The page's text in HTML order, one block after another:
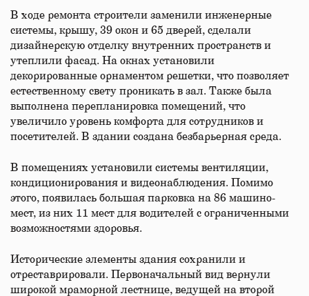
В ходе ремонта строители заменили инженерные
системы, крышу, 39 окон и 65 дверей, сделали
дизайнерскую отделку внутренних пространств и
утеплили фасад. На окнах установили
декорированные орнаментом решетки, что позволяет
естественному свету проникать в зал. Также была
выполнена перепланировка помещений, что
увеличило уровень комфорта для сотрудников и
посетителей. В здании создана безбарьерная среда.
В помещениях установили системы вентиляции,
кондиционирования и видеонаблюдения. Помимо
этого, появилась большая парковка на 86 машино-
мест, из них 11 мест для водителей с ограниченными
возможностями здоровья.
Исторические элементы здания сохранили и
отреставрировали. Первоначальный вид вернули
широкой мраморной лестнице, ведущей на второй